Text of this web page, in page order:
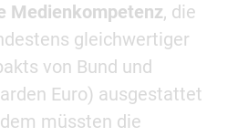
Medienkompetenz, die
gleichwertiger
von Bund und
Euro) ausgestattet
müssten die